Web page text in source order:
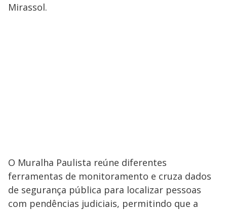
Mirassol.
O Muralha Paulista reúne diferentes
ferramentas de monitoramento e cruza dados
de segurança pública para localizar pessoas
com pendências judiciais, permitindo que a